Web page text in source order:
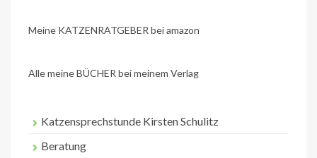
Meine KATZENRATGEBER bei amazon
Alle meine BÜCHER bei meinem Verlag
Katzensprechstunde Kirsten Schulitz
Beratung